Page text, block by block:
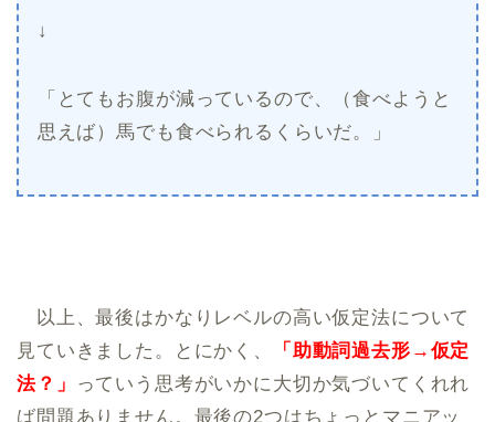
↓
「とてもお腹が減っているので、（食べようと
思えば）馬でも食べられるくらいだ。」
以上、最後はかなりレベルの高い仮定法について
見ていきました。とにかく、
「助動詞過去形→仮定
法？」
っていう思考がいかに大切か気づいてくれれ
ば問題ありません。最後の2つはちょっとマニアッ